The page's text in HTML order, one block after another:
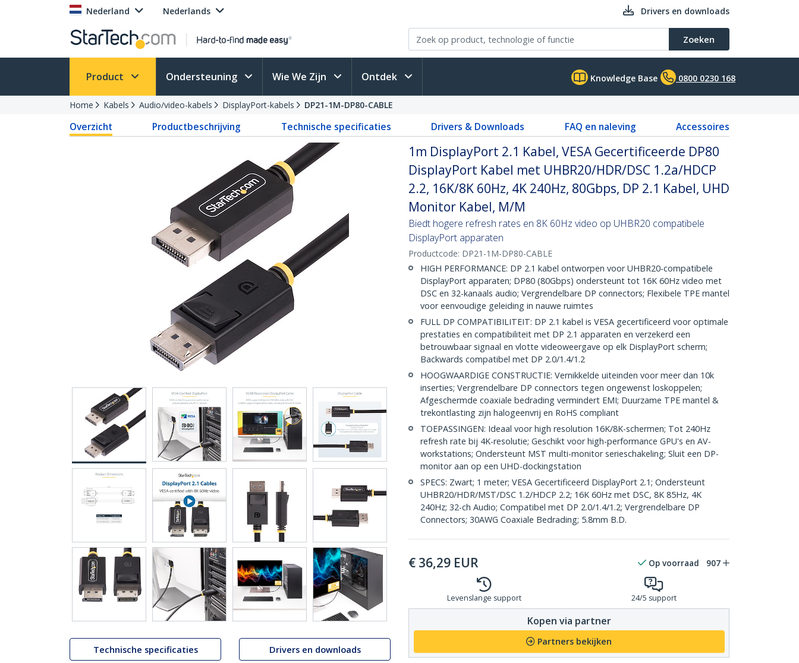
Nederland Nederlands Drivers en downloads
Zoeken
Product Ondersteuning Wie We Zijn Ontdek Knowledge Base 0800 0230 168
Home Kabels Audio/video-kabels DisplayPort-kabels DP21-1M-DP80-CABLE
Overzicht Productbeschrijving Technische specificaties Drivers & Downloads FAQ en naleving Accessoires
Technische specificaties Drivers en downloads
1m DisplayPort 2.1 Kabel, VESA Gecertificeerde DP80
DisplayPort Kabel met UHBR20/HDR/DSC 1.2a/HDCP
2.2, 16K/8K 60Hz, 4K 240Hz, 80Gbps, DP 2.1 Kabel, UHD
Monitor Kabel, M/M
Biedt hogere refresh rates en 8K 60Hz video op UHBR20 compatibele
DisplayPort apparaten
Productcode: DP21-1M-DP80-CABLE
HIGH PERFORMANCE: DP 2.1 kabel ontworpen voor UHBR20-compatibele
DisplayPort apparaten; DP80 (80Gbps) ondersteunt tot 16K 60Hz video met
DSC en 32-kanaals audio; Vergrendelbare DP connectors; Flexibele TPE mantel
voor eenvoudige geleiding in nauwe ruimtes
FULL DP COMPATIBILITEIT: DP 2.1 kabel is VESA gecertificeerd voor optimale
prestaties en compatibiliteit met DP 2.1 apparaten en verzekerd een
betrouwbaar signaal en vlotte videoweergave op elk DisplayPort scherm;
Backwards compatibel met DP 2.0/1.4/1.2
HOOGWAARDIGE CONSTRUCTIE: Vernikkelde uiteinden voor meer dan 10k
inserties; Vergrendelbare DP connectors tegen ongewenst loskoppelen;
Afgeschermde coaxiale bedrading vermindert EMI; Duurzame TPE mantel &
trekontlasting zijn halogeenvrij en RoHS compliant
TOEPASSINGEN: Ideaal voor high resolution 16K/8K-schermen; Tot 240Hz
refresh rate bij 4K-resolutie; Geschikt voor high-performance GPU's en AV-
workstations; Ondersteunt MST multi-monitor serieschakeling; Sluit een DP-
monitor aan op een UHD-dockingstation
SPECS: Zwart; 1 meter; VESA Gecertificeerd DisplayPort 2.1; Ondersteunt
UHBR20/HDR/MST/DSC 1.2/HDCP 2.2; 16K 60Hz met DSC, 8K 85Hz, 4K
240Hz; 32-ch Audio; Compatibel met DP 2.0/1.4/1.2; Vergrendelbare DP
Connectors; 30AWG Coaxiale Bedrading; 5.8mm B.D.
€ 36,29 EUR Op voorraad 907
Levenslange support 24/5 support
Kopen via partner
Partners bekijken